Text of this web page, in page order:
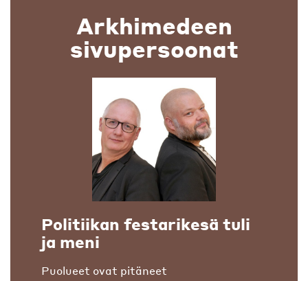
Arkhimedeen
sivupersoonat
Politiikan festarikesä tuli
ja meni
Puolueet ovat pitäneet